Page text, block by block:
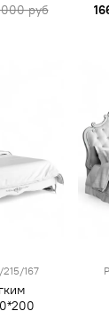
руб
167